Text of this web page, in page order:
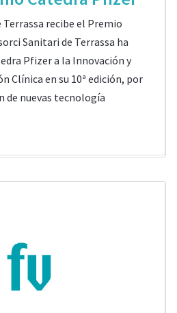
recibe el Premio
Sanitari de Terrassa ha
Pfizer a la Innovación y
Clínica en su 10ª edición, por
de nuevas tecnología